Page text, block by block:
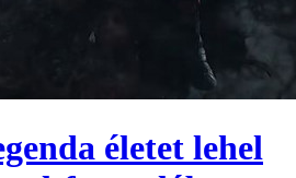
életet lehel